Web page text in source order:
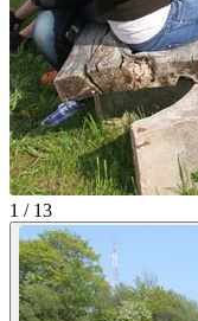
1 / 13